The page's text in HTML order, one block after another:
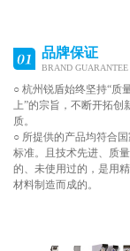
品牌保证
BRAND GUARANTEE
○ 杭州锐盾始终坚持“质
上”的宗旨，不断开拓创
质。
○ 所提供的产品均符合
标准。且技术先进、质
的、未使用过的，是用
材料制造而成的。